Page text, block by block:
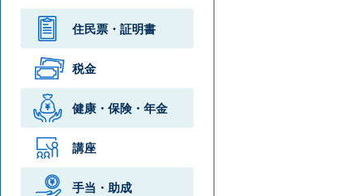
住民票・ 証明書
税金
健康・保険・ 年金
講座
手当・助成